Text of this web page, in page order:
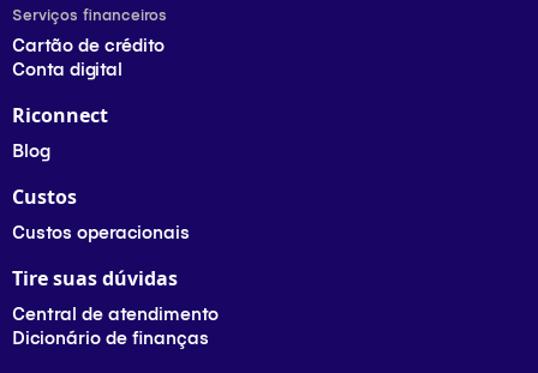
Serviços financeiros
Cartão de crédito
Conta digital
Riconnect
Blog
Custos
Custos operacionais
Tire suas dúvidas
Central de atendimento
Dicionário de finanças